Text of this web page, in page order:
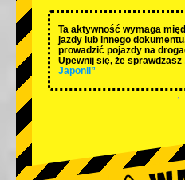
Ta aktywność wymaga
jazdy lub innego
prowadzić pojazdy na
Upewnij się, że sprawdzasz
Japonii”